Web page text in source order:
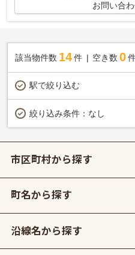
お問い合
該当物件数 14件 空き数 0
駅で絞り込む
絞り込み条件： なし
市区町村から探す
町名から探す
沿線名から探す